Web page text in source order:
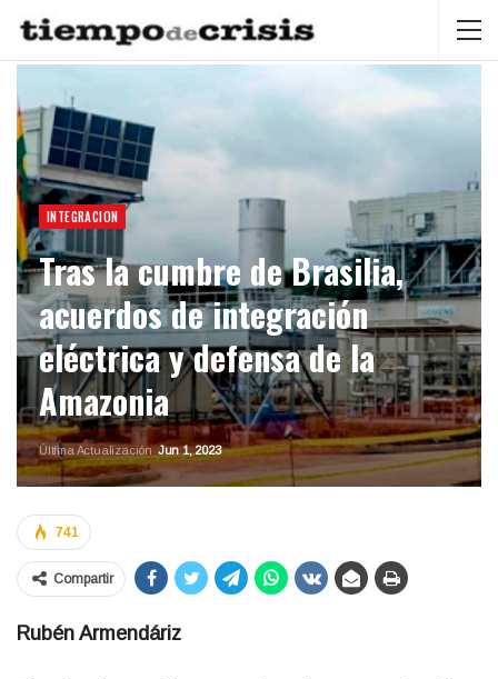
INTEGRACION
Tras la cumbre de Brasilia,
acuerdos de integración
eléctrica y defensa de la
Amazonia
Última ActualizaciónJun 1, 2023
741
Compartir
Rubén Armendáriz